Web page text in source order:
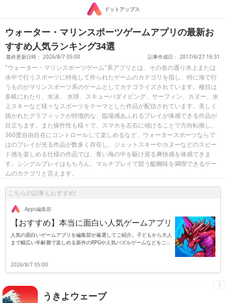
ドットアップス
ウォーター・マリンスポーツゲームアプリの最新お
すすめ人気ランキング34選
最終更新日時： 2026/8/7 05:00 記事作成日： 2017/6/27 16:31
"ウォーター・マリンスポーツゲーム"系アプリとは、その名の通り水上または
水中で行うスポーツに特化して作られたゲームのカテゴリを指し、特に海で行
うものがマリンスポーツ系のゲームとしてカテゴライズされています。種目は
多岐にわたり、水泳、 水球、スキューバダイビング、サーフィン、カヌー、水
上スキーなど様々なスポーツをテーマとした作品が配信されています。美しく
描かれたグラフィックが特徴的な、臨場感あふれるプレイが体感できる作品が
目立ちます。また操作性も様々で、スマホを左右に傾けることで方向転換し、
360度自由自在にコントロールして楽しめるなど、ウォータースポーツならで
はのプレイが光る作品が数多く存在し、ジェットスキーやカヌーなどのスピー
ド感を楽しめる仕様の作品では、青い海の中を駆け巡る爽快感を体感できま
す。シングルプレイはもちろん、マルチプレイで競う醍醐味を満喫できるゲー
ムのカテゴリと言えます。
こちらの記事もおすすめ!
.Apps編集部
【おすすめ】本当に面白い人気ゲームアプリ
人気の面白いゲームアプリを編集部が厳選してご紹介。子どもから大人
まで幅広い年齢層で楽しめる新作のRPGや人気パズルゲームなどをご紹
2026/8/7 05:00
うきよウェーブ
1